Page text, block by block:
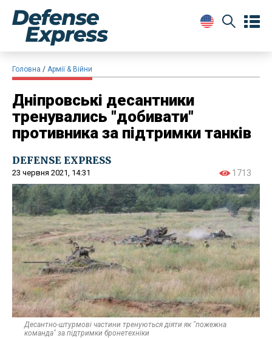
Головна Армії & Війни
Дніпровські десантники
тренувались "добивати"
противника за підтримки танків
DEFENSE EXPRESS
23 червня 2021, 14:31 1713
Десантно-штурмові частини тренуються діяти як "пожежна
команда" за підтримки бронетехніки